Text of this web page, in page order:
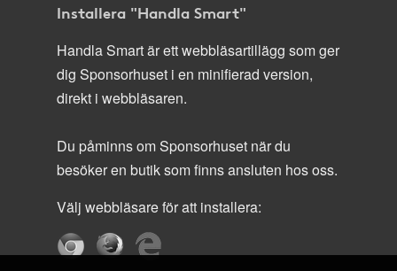
Installera "Handla Smart"
Handla Smart är ett webbläsartillägg som ger
dig Sponsorhuset i en minifierad version,
direkt i webbläsaren.
Du påminns om Sponsorhuset när du
besöker en butik som finns ansluten hos oss.
Välj webbläsare för att installera: